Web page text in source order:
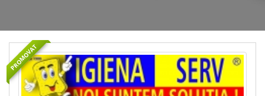
PROMOVAT